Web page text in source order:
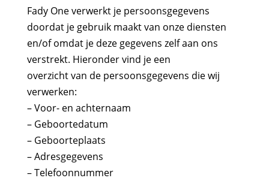
Fady One verwerkt je persoonsgegevens
doordat je gebruik maakt van onze diensten
en/of omdat je deze gegevens zelf aan ons
verstrekt. Hieronder vind je een
overzicht van de persoonsgegevens die wij
verwerken:
– Voor- en achternaam
– Geboortedatum
– Geboorteplaats
– Adresgegevens
– Telefoonnummer